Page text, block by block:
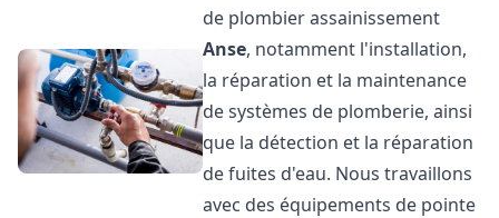
de plombier assainissement
Anse, notamment l'installation,
la réparation et la maintenance
de systèmes de plomberie, ainsi
que la détection et la réparation
de fuites d'eau. Nous travaillons
avec des équipements de pointe